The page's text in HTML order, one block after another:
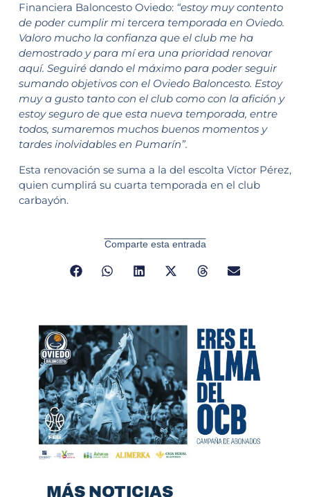
Financiera Baloncesto Oviedo: “estoy muy contento
de poder cumplir mi tercera temporada en Oviedo.
Valoro mucho la confianza que el club me ha
demostrado y para mí era una prioridad renovar
aquí. Seguiré dando el máximo para poder seguir
sumando objetivos con el Oviedo Baloncesto. Estoy
muy a gusto tanto con el club como con la afición y
estoy seguro de que esta nueva temporada, entre
todos, sumaremos muchos buenos momentos y
tardes inolvidables en Pumarín”.
Esta renovación se suma a la del escolta Víctor Pérez,
quien cumplirá su cuarta temporada en el club
carbayón.
Comparte esta entrada
MÁS NOTICIAS